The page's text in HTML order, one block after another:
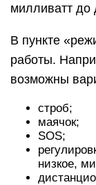
милливатт до
В пункте
работы.
возможны
строб;
маячок;
SOS;
низкое,